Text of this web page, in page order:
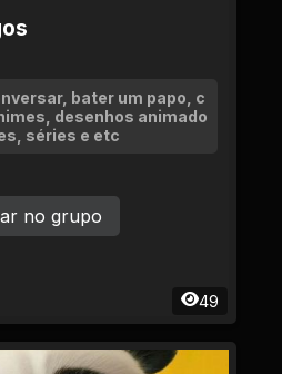
bater um papo, c
desenhos animado
séries e etc
49
no grupo